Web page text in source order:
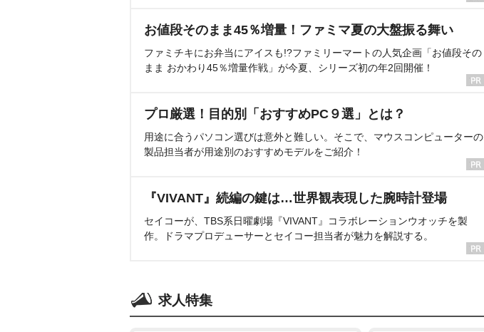
お値段そのまま45％増量！ファミマ夏の大盤振る舞い
ファミチキにお弁当にアイスも!?ファミリーマートの人気企画「お値段その
まま おかわり45％増量作戦」が今夏、シリーズ初の年2回開催！
プロ厳選！目的別「おすすめPC９選」とは？
用途に合うパソコン選びは意外と難しい。そこで、マウスコンピューターの
製品担当者が用途別のおすすめモデルをご紹介！
『VIVANT』続編の鍵は…世界観表現した腕時計登場
セイコーが、TBS系日曜劇場『VIVANT』コラボレーションウオッチを製
作。ドラマプロデューサーとセイコー担当者が魅力を解説する。
求人特集